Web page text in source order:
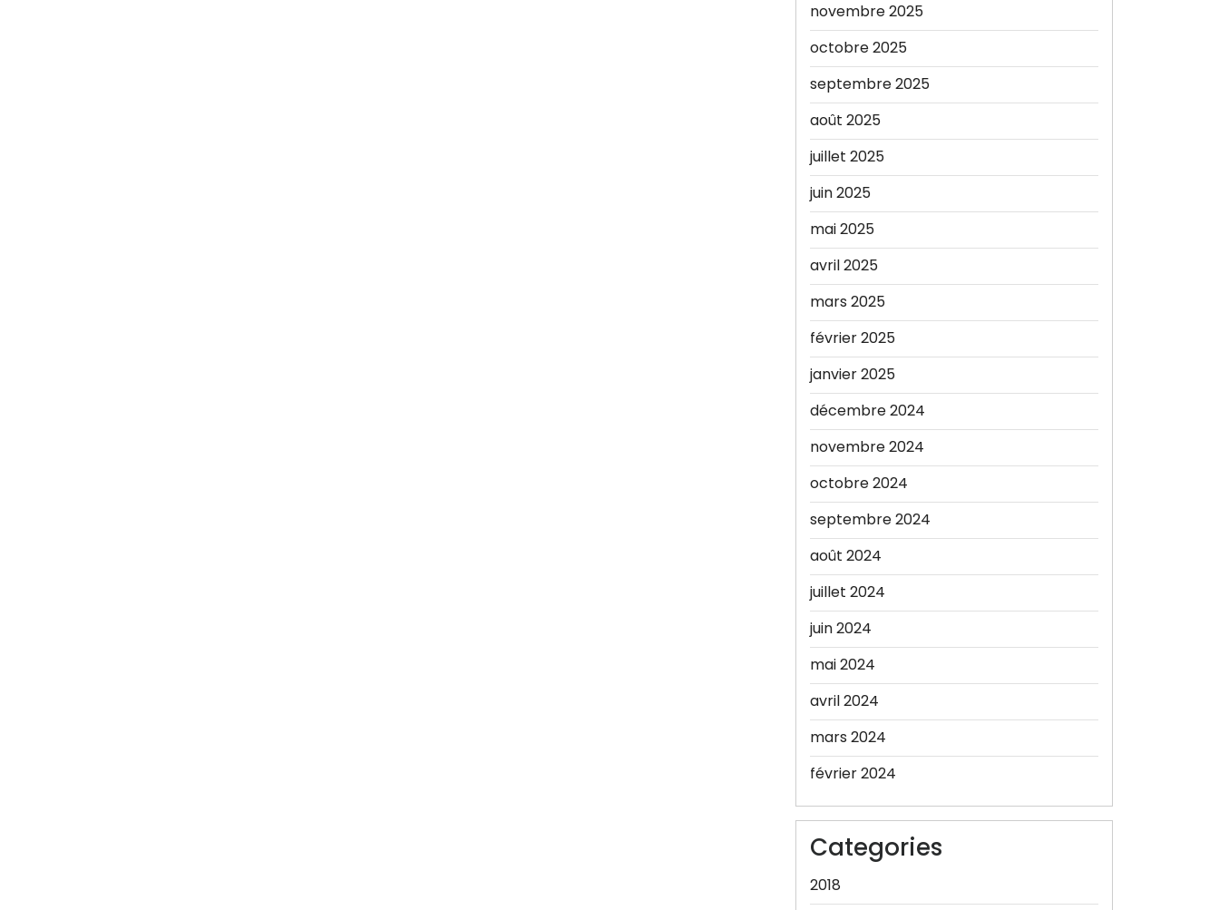
novembre 2025
octobre 2025
septembre 2025
août 2025
juillet 2025
juin 2025
mai 2025
avril 2025
mars 2025
février 2025
janvier 2025
décembre 2024
novembre 2024
octobre 2024
septembre 2024
août 2024
juillet 2024
juin 2024
mai 2024
avril 2024
mars 2024
février 2024
Categories
2018